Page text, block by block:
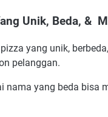
Pizza di Indonesia
Unik, Beda, &
yang unik,
pelanggan.
nama yang beda bisa